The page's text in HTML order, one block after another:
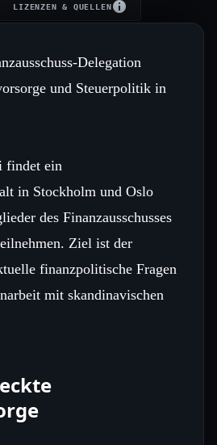
LIZENZEN & QUELLEN
Delegation
und Steuerpolitik in
findet ein
in Stockholm und Oslo
des Finanzausschusses
Ziel ist der
finanzpolitische Fragen
mit skandinavischen